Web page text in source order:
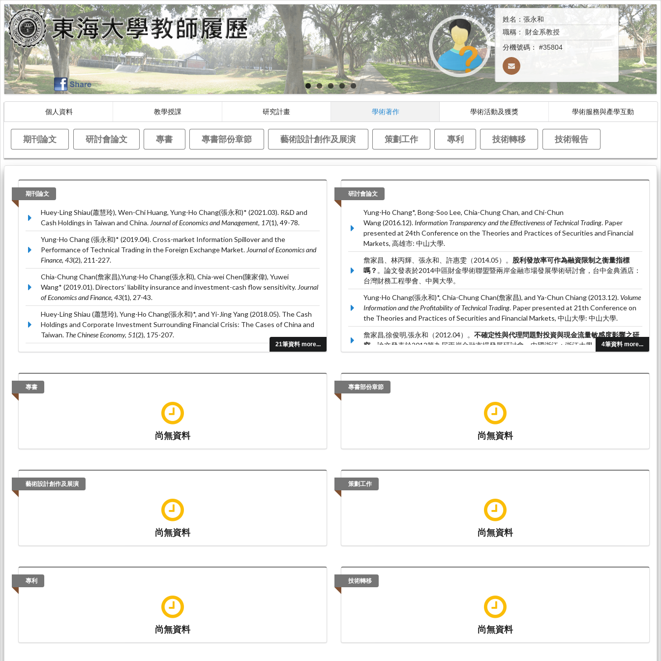
姓名：張永和
職稱： 財金系教授
分機號碼： #35804
個人資料 教學授課 研究計畫 學術著作 學術活動及獲獎 學術服務與產學互動
期刊論文 研討會論文 專書 專書部份章節 藝術設計創作及展演 策劃工作 專利 技術轉移 技術報告
期刊論文
21筆資料 more...
Huey-Ling Shiau(蕭慧玲), Wen-Chi Huang, Yung-Ho Chang(張永和)* (2021.03). R&D and
Cash Holdings in Taiwan and China. Journal of Economics and Management, 17(1), 49-78.
Yung-Ho Chang (張永和)* (2019.04). Cross-market Information Spillover and the
Performance of Technical Trading in the Foreign Exchange Market. Journal of Economics and
Finance, 43(2), 211-227.
Chia-Chung Chan(詹家昌),Yung-Ho Chang(張永和), Chia-wei Chen(陳家偉), Yuwei
Wang* (2019.01). Directors’ liability insurance and investment-cash flow sensitivity. Journal
of Economics and Finance, 43(1), 27-43.
Huey-Ling Shiau (蕭慧玲), Yung-Ho Chang(張永和)*, and Yi-Jing Yang (2018.05). The Cash
Holdings and Corporate Investment Surrounding Financial Crisis: The Cases of China and
Taiwan. The Chinese Economy, 51(2), 175-207.
Yung-Ho Chang(張永和)*, Chia-Ching Jong, and Sin-Chong Wang, (2017.08). Size, Trading
Finance, 13(4), 475-494.
研討會論文
4筆資料 more...
Yung-Ho Chang*, Bong-Soo Lee, Chia-Chung Chan, and Chi-Chun
Wang (2016.12). Information Transparency and the Effectiveness of Technical Trading. Paper
presented at 24th Conference on the Theories and Practices of Securities and Financial
Markets, 高雄市: 中山大學.
詹家昌、林丙輝、張永和、許惠雯（2014.05）。 股利發放率可作為融資限制之衡量指標
嗎？ 。論文發表於2014中區財金學術聯盟暨兩岸金融市場發展學術研討會，台中金典酒店：
台灣財務工程學會、中興大學。
Yung-Ho Chang(張永和)*, Chia-Chung Chan(詹家昌), and Ya-Chun Chiang (2013.12). Volume
Information and the Profitability of Technical Trading. Paper presented at 21th Conference on
the Theories and Practices of Securities and Financial Markets, 中山大學: 中山大學.
詹家昌,徐俊明,張永和（2012.04）。 不確定性與代理問題對投資與現金流量敏感度影響之研
究 。論文發表於2012第九屆兩岸金融市場發展研討會，中國浙江：浙江大學。
專書
尚無資料
專書部份章節
尚無資料
藝術設計創作及展演
尚無資料
策劃工作
尚無資料
專利
尚無資料
技術轉移
尚無資料